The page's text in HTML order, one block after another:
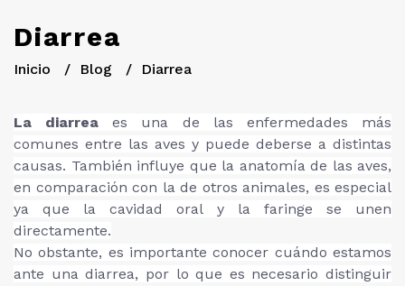
Diarrea
Inicio Blog Diarrea
La diarrea es una de las enfermedades más
comunes entre las aves y puede deberse a distintas
causas. También influye que la anatomía de las aves,
en comparación con la de otros animales, es especial
ya que la cavidad oral y la faringe se unen
directamente.
No obstante, es importante conocer cuándo estamos
ante una diarrea, por lo que es necesario distinguir